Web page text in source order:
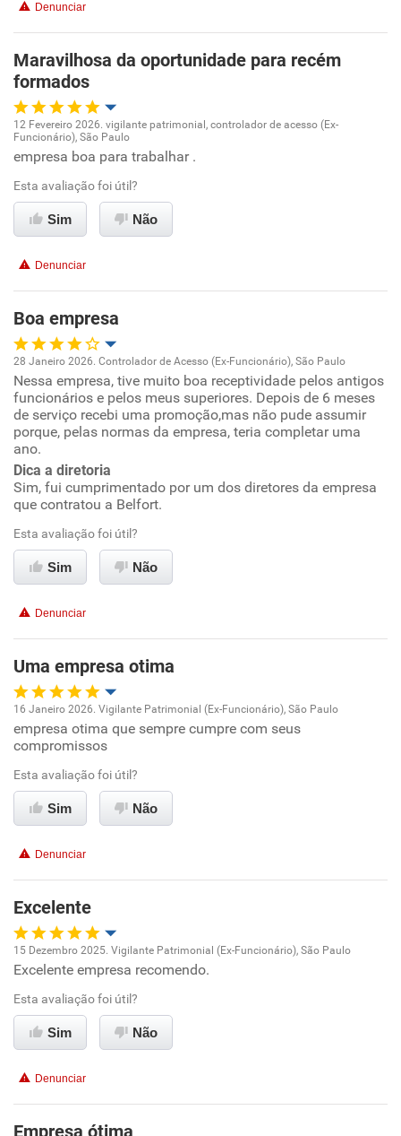
Denunciar
Maravilhosa da oportunidade para recém
formados
Oportunidade de promoção
Ambiente de trabalho
Conciliação com a vida familiar
Recomenda esta empresa
Recomenda a diretoria
12 Fevereiro 2026. vigilante patrimonial, controlador de acesso (Ex-
Funcionário), São Paulo
empresa boa para trabalhar .
Esta avaliação foi útil?
Sim Não
Denunciar
Boa empresa
Oportunidade de promoção
Ambiente de trabalho
Conciliação com a vida familiar
Recomenda esta empresa
28 Janeiro 2026. Controlador de Acesso (Ex-Funcionário), São Paulo
Nessa empresa, tive muito boa receptividade pelos antigos
funcionários e pelos meus superiores. Depois de 6 meses
de serviço recebi uma promoção,mas não pude assumir
porque, pelas normas da empresa, teria completar uma
ano.
Dica a diretoria
Sim, fui cumprimentado por um dos diretores da empresa
que contratou a Belfort.
Esta avaliação foi útil?
Sim Não
Denunciar
Uma empresa otima
Oportunidade de promoção
Ambiente de trabalho
Conciliação com a vida familiar
Recomenda esta empresa
Recomenda a diretoria
16 Janeiro 2026. Vigilante Patrimonial (Ex-Funcionário), São Paulo
empresa otima que sempre cumpre com seus
compromissos
Esta avaliação foi útil?
Sim Não
Denunciar
Excelente
Oportunidade de promoção
Ambiente de trabalho
Benefícios
15 Dezembro 2025. Vigilante Patrimonial (Ex-Funcionário), São Paulo
Excelente empresa recomendo.
Esta avaliação foi útil?
Sim Não
Denunciar
Empresa ótima